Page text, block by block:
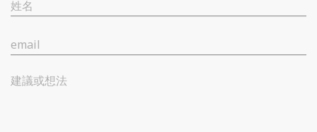
姓名
email
建議或想法